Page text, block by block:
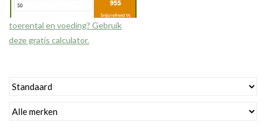
Werkplaatsinrichting |
Relatiegeschenken |
toerental en voeding? Gebruik
deze gratis calculator.